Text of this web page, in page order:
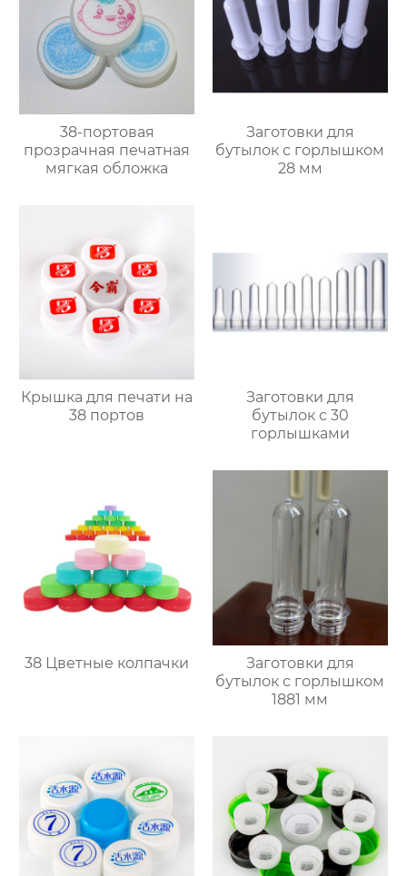
38-портовая
прозрачная печатная
мягкая обложка
Заготовки для
бутылок с горлышком
28 мм
Крышка для печати на
38 портов
Заготовки для
бутылок с 30
горлышками
38 Цветные колпачки
Заготовки для
бутылок с горлышком
1881 мм